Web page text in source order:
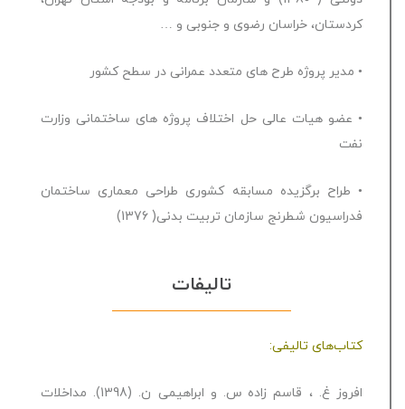
کردستان، خراسان رضوی و جنوبی و …
• مدیر پروژه طرح های متعدد عمرانی در سطح کشور
• عضو هیات عالی حل اختلاف پروژه های ساختمانی وزارت
نفت
• طراح برگزیده مسابقه کشوری طراحی معماری ساختمان
فدراسیون شطرنج سازمان تربیت بدنی( 1376)
تالیفات
کتاب‌های تالیفی:
افروز غ. ، قاسم زاده س. و ابراهیمی ن. (1398). مداخلات